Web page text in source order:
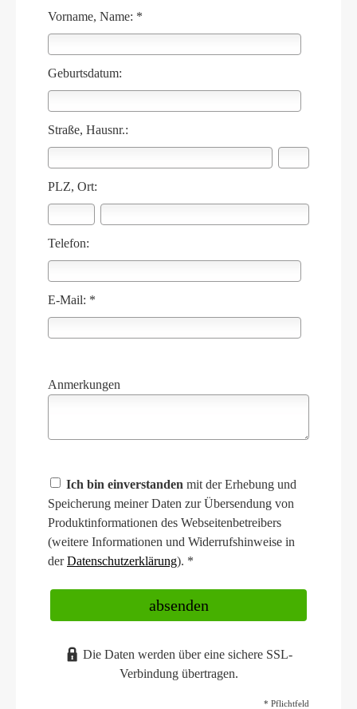
Vorname, Name: *
Geburts­datum:
Straße, Hausnr.:
PLZ, Ort:
Telefon:
E-Mail: *
Anmerkungen
Ich bin einverstanden mit der Erhebung und
Speicherung meiner Daten zur Übersendung von
Produktinformationen des Webseitenbetreibers
(weitere Informationen und Widerrufshinweise in
derDatenschutzerklärung). *
absenden
Die Daten werden über eine sichere SSL-
Verbindung übertragen.
* Pflichtfeld